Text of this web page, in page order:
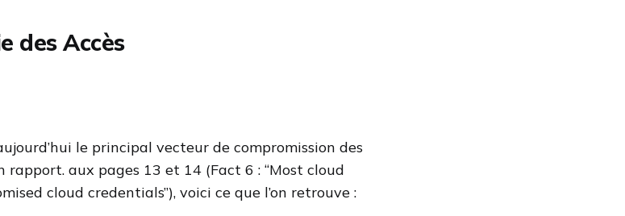
des Accès
le principal vecteur de compromission des
rapport. aux pages 13 et 14 (Fact 6 : “Most cloud
cloud credentials”), voici ce que l’on retrouve :